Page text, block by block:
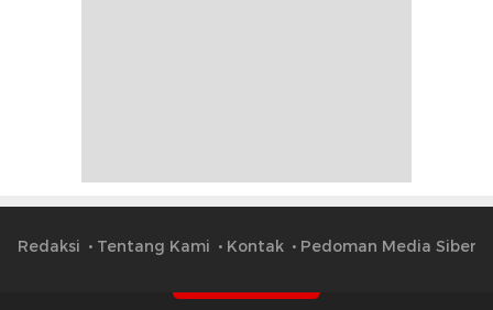
Redaksi Tentang Kami Kontak Pedoman Media Siber